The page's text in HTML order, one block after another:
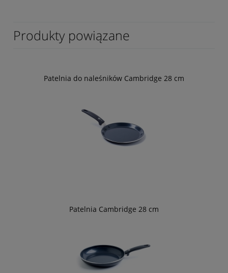
Produkty powiązane
Patelnia do naleśników Cambridge 28 cm
Patelnia Cambridge 28 cm